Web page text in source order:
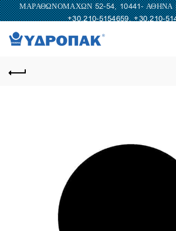
ΜΑΡΑΘΩΝΟΜΑΧΩΝ 52-54, 10441-
+30.210-5154659,+30.210-